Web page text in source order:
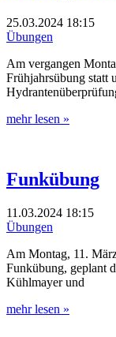
25.03.2024 18:15
Übungen
Am vergangen
Frühjahrsübung statt
mehr lesen »
Funkübung
11.03.2024 18:15
Übungen
Am Montag, 11.
Funkübung, geplant
Kühlmayer und
mehr lesen »